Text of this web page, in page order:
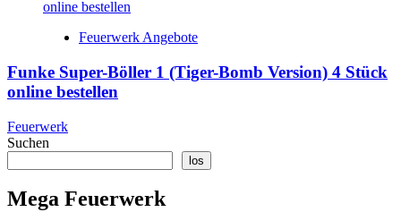
Feuerwerk Angebote
Funke Super-Böller 1 (Tiger-Bomb Version) 4 Stück
online bestellen
Feuerwerk
Suchen
los
Mega Feuerwerk